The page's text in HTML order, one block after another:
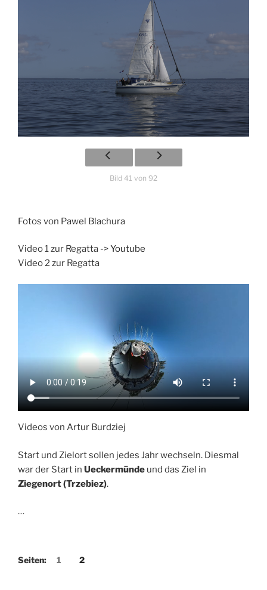
Bild 41 von 92
Fotos von Pawel Blachura
Video 1 zur Regatta ->Youtube
Video 2 zur Regatta
Videos von Artur Burdziej
Start und Zielort sollen jedes Jahr wechseln. Diesmal
war der Start in Ueckermünde und das Ziel in
Ziegenort(Trzebiez).
…
Seiten: 1 2